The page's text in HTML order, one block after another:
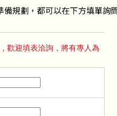
規劃，都可以在下方填單詢